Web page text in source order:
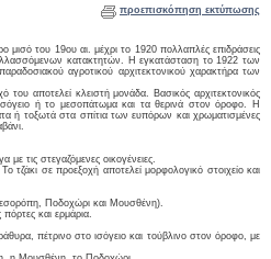
προεπισκόπηση εκτύπωσης
μισό του 19ου αι. μέχρι το 1920 πολλαπλές επιδράσεις
κατακτητών. Η εγκατάσταση το 1922 των
αγροτικού αρχιτεκτονικού χαρακτήρα των
αποτελεί κλειστή μονάδα. Βασικός αρχιτεκτονικός
ισόγειο ή το μεσοπάτωμα και τα θερινά στον όροφο. Η
ή τοξωτά στα σπίτια των ευπόρων και χρωματισμένες
τις στεγαζόμενες οικογένειες.
τζάκι σε προεξοχή αποτελεί μορφολογικό στοιχείο και
Ποδοχώρι και Μουσθένη).
και ερμάρια.
πέτρινο στο ισόγειο και τούβλινο στον όροφο, με